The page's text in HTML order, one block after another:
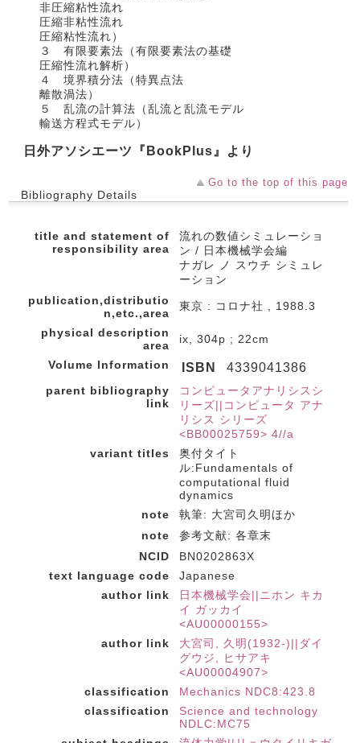
非圧縮粘性流れ
圧縮非粘性流れ
圧縮粘性流れ）
３ 有限要素法（有限要素法の基礎
圧縮性流れ解析）
４ 境界積分法（特異点法
離散渦法）
５ 乱流の計算法（乱流と乱流モデル
輸送方程式モデル）
日外アソシエーツ『BookPlus』より
Go to the top of this page
Bibliography Details
title and statement of
responsibility area
流れの数値シミュレーショ
ン / 日本機械学会編
ナガレ ノ スウチ シミュレ
ーション
publication,distributio
n,etc.,area
東京 : コロナ社 , 1988.3
physical description
area
ix, 304p ; 22cm
Volume Information
ISBN 4339041386
parent bibliography
link
コンピュータアナリシスシ
リーズ||コンピュータ アナ
リシス シリーズ
<BB00025759> 4//a
variant titles
奥付タイト
ル:Fundamentals of
computational fluid
dynamics
note
執筆: 大宮司久明ほか
note
参考文献: 各章末
NCID
BN0202863X
text language code
Japanese
author link
日本機械学会||ニホン キカ
イ ガッカイ
<AU00000155>
author link
大宮司, 久明(1932-)||ダイ
グウジ, ヒサアキ
<AU00004907>
classification
Mechanics NDC8:423.8
classification
Science and technology
NDLC:MC75